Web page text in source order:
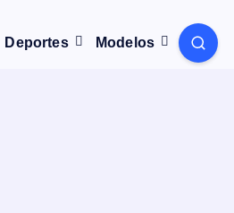
Deportes Modelos